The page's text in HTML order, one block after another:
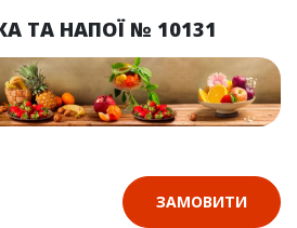
ТА НАПОЇ № 10131
ЗАМОВИТИ